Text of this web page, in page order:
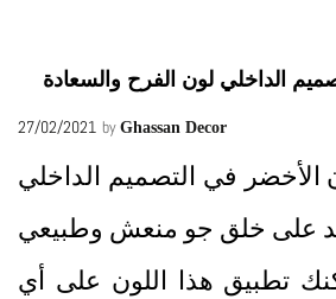
الداخلي لون الفرح والسعادة
27/02/2021 by Ghassan Decor
الأخضر في التصميم الداخلي
على خلق جو منعش وطبيعي
تطبيق هذا اللون على أي